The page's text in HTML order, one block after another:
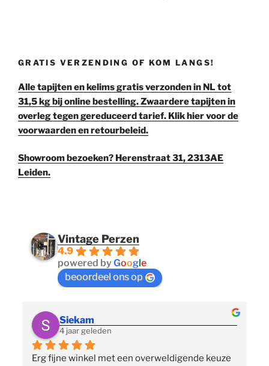
GRATIS VERZENDING OF KOM LANGS!
Alle tapijten en kelims gratis verzonden in NL tot
31,5 kg bij online bestelling. Zwaardere tapijten in
overleg tegen gereduceerd tarief. Klik hier voor de
voorwaarden en retourbeleid.
Showroom bezoeken? Herenstraat 31, 2313AE
Leiden.
Vintage Perzen
4.9
powered byGoogle
beoordeel ons op
Siekam
4 jaar geleden
Erg fijne winkel met een overweldigende keuze